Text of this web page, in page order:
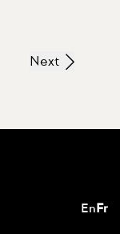
Next
En Fr